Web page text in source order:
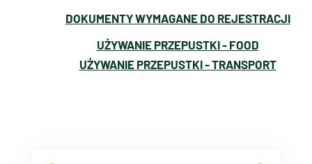
DOKUMENTY WYMAGANE DO REJESTRACJI
UŻYWANIE PRZEPUSTKI - FOOD
UŻYWANIE PRZEPUSTKI - TRANSPORT